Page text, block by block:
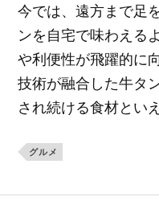
今では、遠方まで足
ンを自宅で味わえる
や利便性が飛躍的に
技術が融合した牛タ
され続ける食材とい
グルメ